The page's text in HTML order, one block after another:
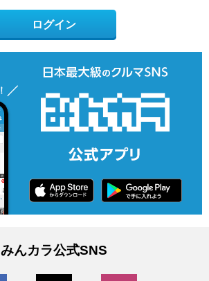
ログイン
みんカラ公式SNS